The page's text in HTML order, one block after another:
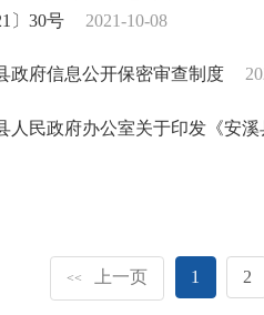
〕30号
2021-10-08
政府信息公开保密审查制度
人民政府办公室关于印发《安
<< 上一页 1 2